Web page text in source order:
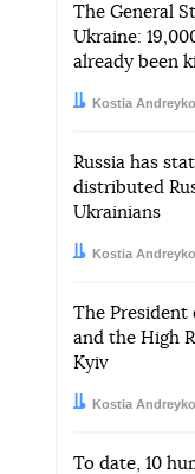
The General
Ukraine:
already been
Автор:
Kostia
Дата:
Russia has
distributed
Ukrainians
Автор:
Kostia
Дата:
The President
and the High
Kyiv
Автор:
Kostia
Дата:
To date, 10